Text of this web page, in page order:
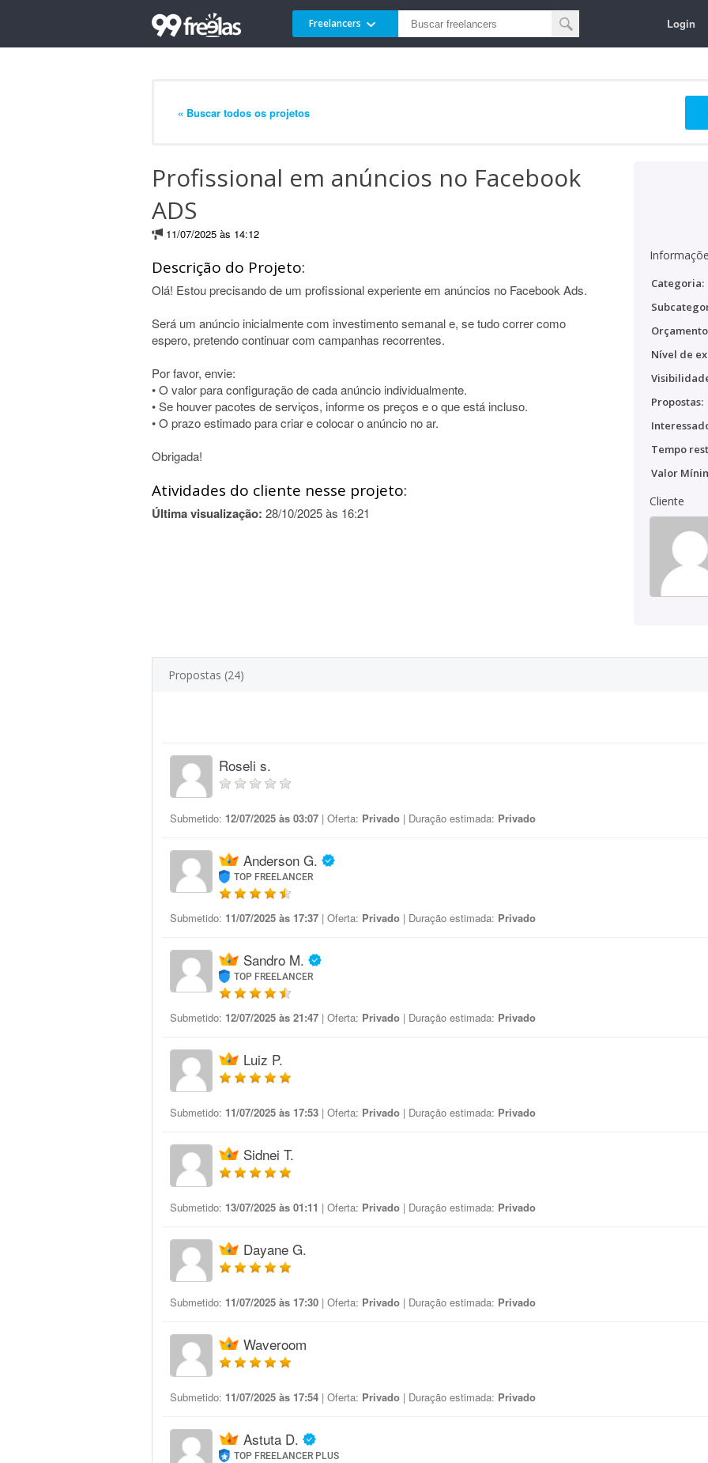
Freelancers Login
« Buscar todos os projetos
Profissional em anúncios no Facebook
ADS
11/07/2025 às 14:12
Descrição do Projeto:
Olá! Estou precisando de um profissional experiente em anúncios no Facebook Ads.
Será um anúncio inicialmente com investimento semanal e, se tudo correr como
espero, pretendo continuar com campanhas recorrentes.
Por favor, envie:
• O valor para configuração de cada anúncio individualmente.
• Se houver pacotes de serviços, informe os preços e o que está incluso.
• O prazo estimado para criar e colocar o anúncio no ar.
Obrigada!
Atividades do cliente nesse projeto:
Última visualização: 28/10/2025 às 16:21
Categoria:
Nível de
Propostas:
Tempo
Valor
Cliente
Propostas (24)
Roseli s.
Submetido: 12/07/2025 às 03:07 | Oferta: Privado | Duração estimada: Privado
Anderson G.
TOP FREELANCER
Submetido: 11/07/2025 às 17:37 | Oferta: Privado | Duração estimada: Privado
Sandro M.
TOP FREELANCER
Submetido: 12/07/2025 às 21:47 | Oferta: Privado | Duração estimada: Privado
Luiz P.
Submetido: 11/07/2025 às 17:53 | Oferta: Privado | Duração estimada: Privado
Sidnei T.
Submetido: 13/07/2025 às 01:11 | Oferta: Privado | Duração estimada: Privado
Dayane G.
Submetido: 11/07/2025 às 17:30 | Oferta: Privado | Duração estimada: Privado
Waveroom
Submetido: 11/07/2025 às 17:54 | Oferta: Privado | Duração estimada: Privado
Astuta D.
TOP FREELANCER PLUS